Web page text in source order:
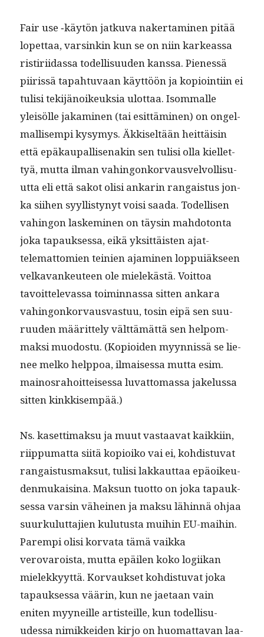
Fair use ‑käytön jatku­va naker­t­a­mi­nen pitää
lopet­taa, varsinkin kun se on niin karke­as­sa
ris­tiri­idas­sa todel­lisu­u­den kanssa. Pienessä
piiris­sä tapah­tu­vaan käyt­töön ja kopi­oin­ti­in ei
tulisi tek­i­jänoikeuk­sia ulot­taa. Isom­malle
yleisölle jakami­nen (tai esit­tämi­nen) on ongel­
mallisem­pi kysymys. Äkkiseltään heit­täisin
että epäkau­pal­lise­nakin sen tulisi olla kiel­let­
tyä, mut­ta ilman vahin­gonko­r­vausvelvol­lisu­
ut­ta eli että sakot olisi ankarin ran­gais­tus jon­
ka siihen syyl­listynyt voisi saa­da. Todel­lisen
vahin­gon laskem­i­nen on täysin mah­do­ton­ta
joka tapauk­ses­sa, eikä yksit­täis­ten ajat­
telemat­tomien teinien ajami­nen lop­puiäk­seen
velka­vankeu­teen ole mielekästä. Voit­toa
tavoit­tel­evas­sa toimin­nas­sa sit­ten ankara
vahin­gonko­r­vaus­vas­tuu, tosin eipä sen suu­
ru­u­den määrit­te­ly vält­tämät­tä sen helpom­
mak­si muo­dos­tu. (Kopi­oiden myyn­nis­sä se lie­
nee melko help­poa, ilmaises­sa mut­ta esim.
main­os­ra­hoit­teises­sa luvat­tomas­sa jakelus­sa
sit­ten kinkkisempää.)
Ns. kaset­ti­mak­su ja muut vas­taa­vat kaikki­in,
riip­pumat­ta siitä kopi­oiko vai ei, kohdis­tu­vat
ran­gais­tus­mak­sut, tulisi lakkaut­taa epäoikeu­
den­mukaisi­na. Mak­sun tuot­to on joka tapauk­
ses­sa varsin väheinen ja mak­su lähin­nä ohjaa
suurku­lut­ta­jien kulu­tus­ta mui­hin EU-mai­hin.
Parem­pi olisi kor­va­ta tämä vaik­ka
verovaroista, mut­ta epäilen koko logi­ikan
mielekkyyt­tä. Kor­vauk­set kohdis­tu­vat joka
tapauk­ses­sa väärin, kun ne jae­taan vain
eniten myyneille artis­teille, kun todel­lisu­
udessa nimikkei­den kir­jo on huo­mat­ta­van laa­